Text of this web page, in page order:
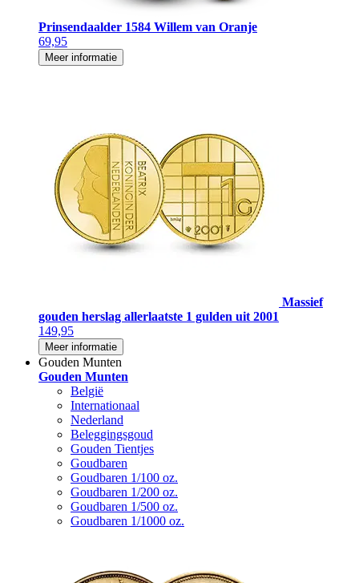
Prinsendaalder 1584 Willem van Oranje
69,95
Meer informatie
Massief
gouden herslag allerlaatste 1 gulden uit 2001
149,95
Meer informatie
Gouden Munten
Gouden Munten
België
Internationaal
Nederland
Beleggingsgoud
Gouden Tientjes
Goudbaren
Goudbaren 1/100 oz.
Goudbaren 1/200 oz.
Goudbaren 1/500 oz.
Goudbaren 1/1000 oz.